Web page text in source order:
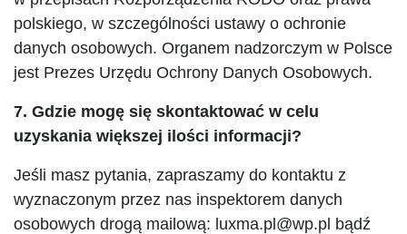
polskiego, w szczególności ustawy o ochronie
danych osobowych. Organem nadzorczym w Polsce
jest Prezes Urzędu Ochrony Danych Osobowych.
7. Gdzie mogę się skontaktować w celu
uzyskania większej ilości informacji?
Jeśli masz pytania, zapraszamy do kontaktu z
wyznaczonym przez nas inspektorem danych
osobowych drogą mailową: luxma.pl@wp.pl bądź